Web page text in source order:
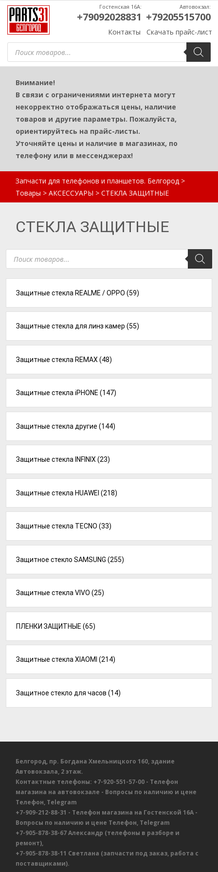
Поиск
товаров
Контакты Скачать прайс-лист
Гостенская 16А:
+79092028831
Автовокзал:
+79205515700
Внимание!
В связи с ограничениями интернета могут
некорректно отображаться цены, наличие
товаров и другие параметры. Пожалуйста,
ориентируйтесь на прайс-листы.
Уточняйте цены и наличие в магазинах, по
телефону или в мессенджерах!
Запчасти для телефонов и планшетов. Белгород >
Товары > АКСЕССУАРЫ > СТЕКЛА ЗАЩИТНЫЕ
СТЕКЛА ЗАЩИТНЫЕ
Поиск
товаров
Защитное стекло для часов (14)
Защитные стекла XIAOMI (214)
ПЛЕНКИ ЗАЩИТНЫЕ (65)
Защитные стекла VIVO (25)
Защитное стекло SAMSUNG (255)
Защитные стекла TECNO (33)
Защитные стекла HUAWEI (218)
Защитные стекла INFINIX(23)
Защитные стекла другие (144)
Защитные стекла iPHONE (147)
Защитные стекла REMAX (48)
Защитные стекла для линз камер (55)
Защитные стекла REALME / OPPO (59)
Белгород, пр. Богдана Хмельницкого 160, здание
Автовокзала, 2 этаж.
Контактные телефоны: +7-920-551-57-00 - Телефон
магазина на автовокзале - Вопросы по наличию и цене
Телефон, Telegram
+7-909-212-88-31 - Телефон магазина на Гостенской 16А -
Вопросы по наличию и цене Телефон, Telegram
+7-905-878-38-67Александр (телефоны в разборе и
ремонт),
+7-905-878-38-11 Светлана (запчасти под заказ, работа с
поставщиками).